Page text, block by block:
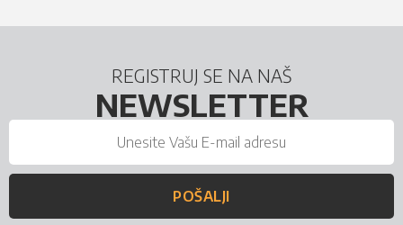
REGISTRUJ SE NA NAŠ
NEWSLETTER
POŠALJI